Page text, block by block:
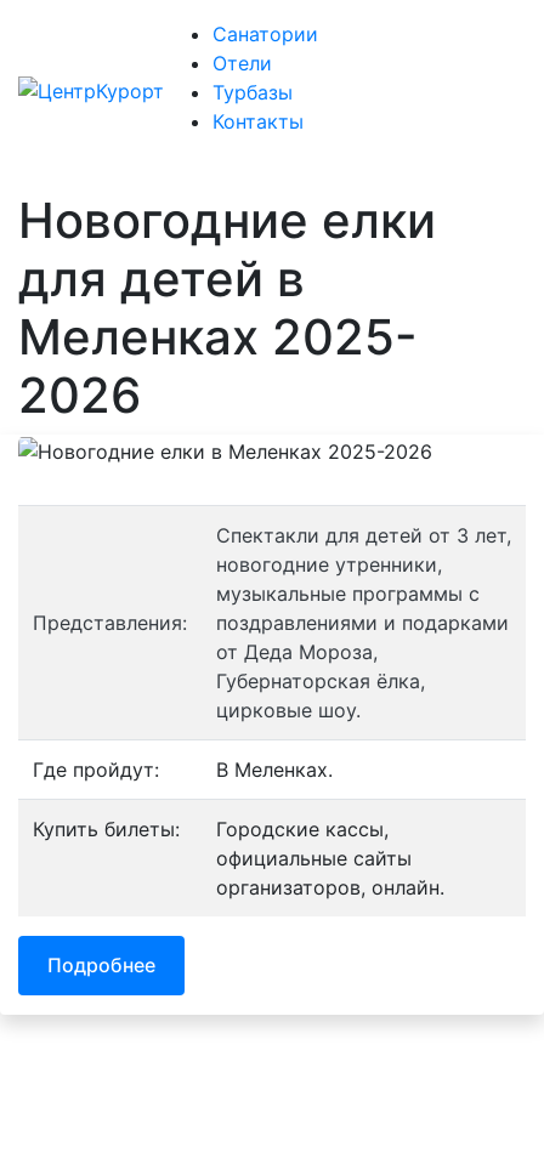
Санатории
Отели
Турбазы
Контакты
Новогодние елки
для детей в
Меленках 2025-
2026
Представления:
Спектакли для детей от 3 лет,
новогодние утренники,
музыкальные программы с
поздравлениями и подарками
от Деда Мороза,
Губернаторская ёлка,
цирковые шоу.
Где пройдут: В Меленках.
Купить билеты:
Городские кассы,
официальные сайты
организаторов, онлайн.
Подробнее